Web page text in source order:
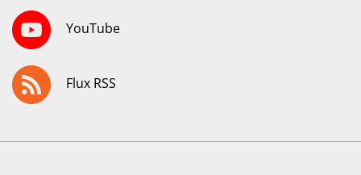
YouTube
Flux RSS